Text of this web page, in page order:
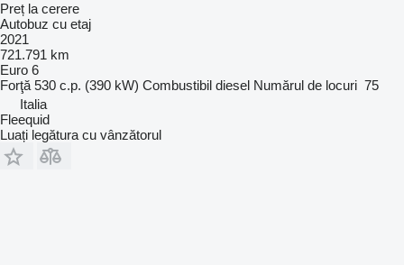
Preț la cerere
Autobuz cu etaj
2021
721.791 km
Euro 6
Forţă 530 c.p. (390 kW) Combustibil diesel Numărul de locuri 75
Italia
Fleequid
Luați legătura cu vânzătorul